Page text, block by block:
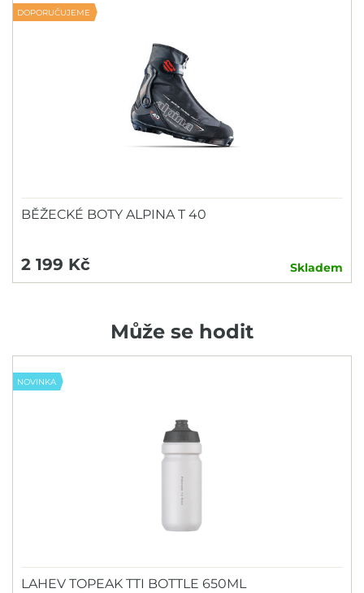
DOPORUČUJEME
BĚŽECKÉ BOTY ALPINA T 40
2 199 Kč Skladem
Může se hodit
NOVINKA
LAHEV TOPEAK TTI BOTTLE 650ML